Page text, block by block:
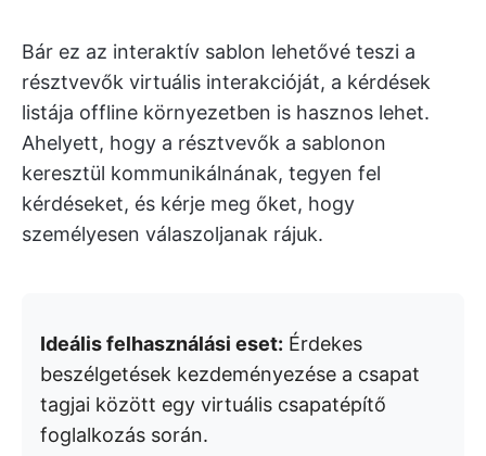
Bár ez az interaktív sablon lehetővé teszi a
résztvevők virtuális interakcióját, a kérdések
listája offline környezetben is hasznos lehet.
Ahelyett, hogy a résztvevők a sablonon
keresztül kommunikálnának, tegyen fel
kérdéseket, és kérje meg őket, hogy
személyesen válaszoljanak rájuk.
Ideális felhasználási eset: Érdekes
beszélgetések kezdeményezése a csapat
tagjai között egy virtuális csapatépítő
foglalkozás során.